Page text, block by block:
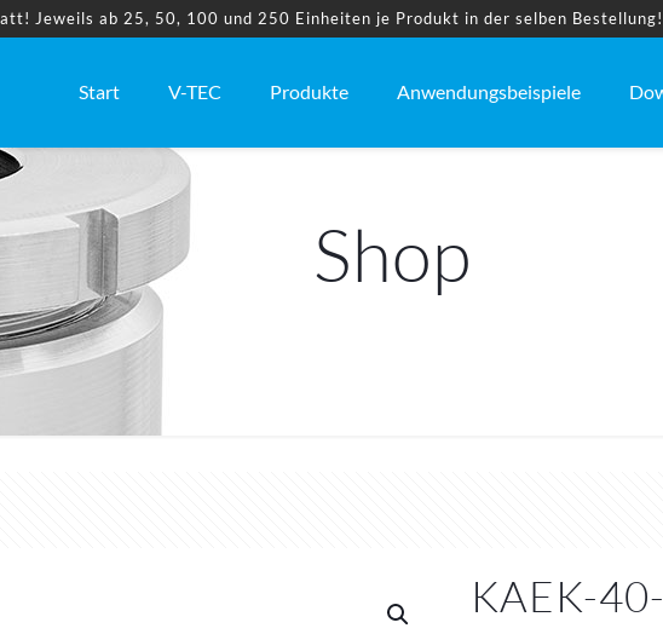
Jeweils ab 25, 50, 100 und 250 Einheiten je Produkt in der selben
Start V-TEC Produkte Anwendungsbeispiele
Shop
KAEK-